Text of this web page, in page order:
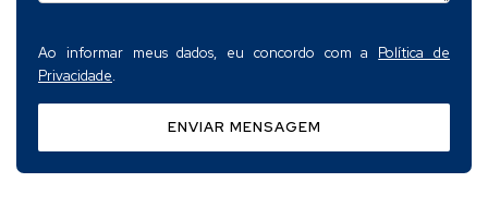
Ao informar meus dados, eu concordo com a Política de
Privacidade.
ENVIAR MENSAGEM